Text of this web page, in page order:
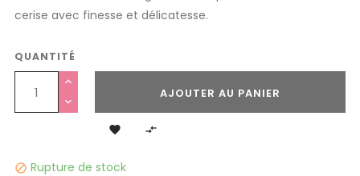
cerise avec finesse et délicatesse.
QUANTITÉ
AJOUTER AU PANIER
 
 Rupture de stock